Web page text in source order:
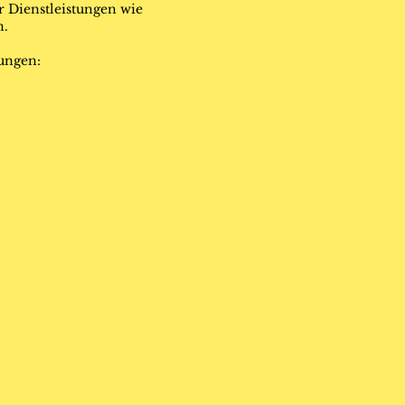
Dienstleistungen wie